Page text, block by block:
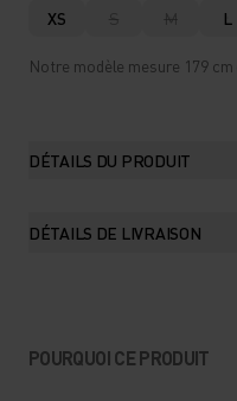
XS S M L
Notre modèle mesure 179
DÉTAILS DU PRODUIT
DÉTAILS DE LIVRAISON
POURQUOI CE PRODUIT